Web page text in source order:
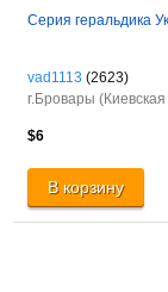
Серия геральдика
vad1113 (2623)
г.Бровары
$6
В корзину